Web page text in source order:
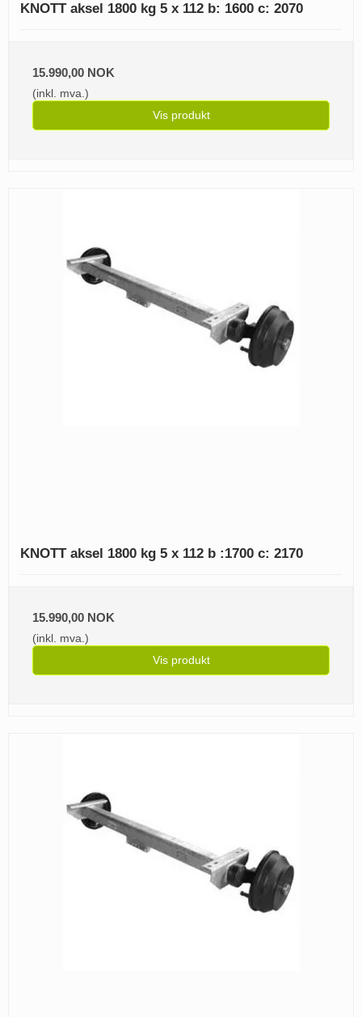
KNOTT aksel 1800 kg 5 x 112 b: 1600 c: 2070
15.990,00 NOK
(inkl. mva.)
Vis produkt
KNOTT aksel 1800 kg 5 x 112 b :1700 c: 2170
15.990,00 NOK
(inkl. mva.)
Vis produkt